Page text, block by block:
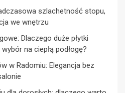
szlachetność stopu,
we wnętrzu
Dlaczego duże płytki
na ciepłą podłogę?
w Radomiu: Elegancja bez